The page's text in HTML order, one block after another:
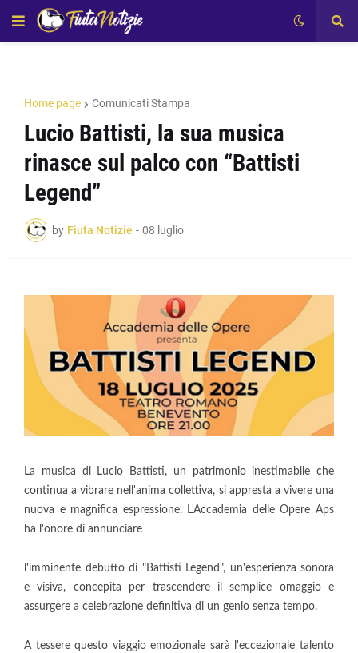
Home page Comunicati Stampa
Lucio Battisti, la sua musica
rinasce sul palco con “Battisti
Legend”
by Fiuta Notizie - 08 luglio
La musica di Lucio Battisti, un patrimonio inestimabile che
continua a vibrare nell'anima collettiva, si appresta a vivere una
nuova e magnifica espressione. L'Accademia delle Opere Aps
ha l'onore di annunciare
l'imminente debutto di "Battisti Legend", un'esperienza sonora
e visiva, concepita per trascendere il semplice omaggio e
assurgere a celebrazione definitiva di un genio senza tempo.
A tessere questo viaggio emozionale sarà l'eccezionale talento